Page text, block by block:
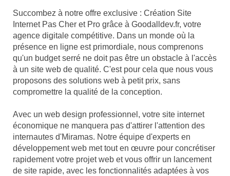
Succombez à notre offre exclusive : Création Site
Internet Pas Cher et Pro grâce à Goodalldev.fr, votre
agence digitale compétitive. Dans un monde où la
présence en ligne est primordiale, nous comprenons
qu'un budget serré ne doit pas être un obstacle à l'accès
à un site web de qualité. C'est pour cela que nous vous
proposons des solutions web à petit prix, sans
compromettre la qualité de la conception.
Avec un web design professionnel, votre site internet
économique ne manquera pas d'attirer l'attention des
internautes d'Miramas. Notre équipe d'experts en
développement web met tout en œuvre pour concrétiser
rapidement votre projet web et vous offrir un lancement
de site rapide, avec les fonctionnalités adaptées à vos